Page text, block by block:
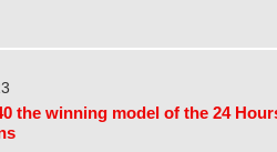
the winning model of the 24